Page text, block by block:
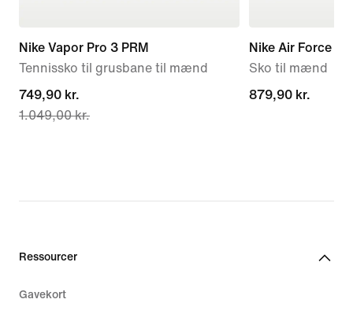
Nike Vapor Pro 3 PRM
Tennissko til grusbane til mænd
current
price
1.049,00 kr.
749,90 kr.
1.049,00 kr.
Nike Air Force 1
Sko til mænd
879,90 kr.
879,90 kr.
Ressourcer
Gavekort